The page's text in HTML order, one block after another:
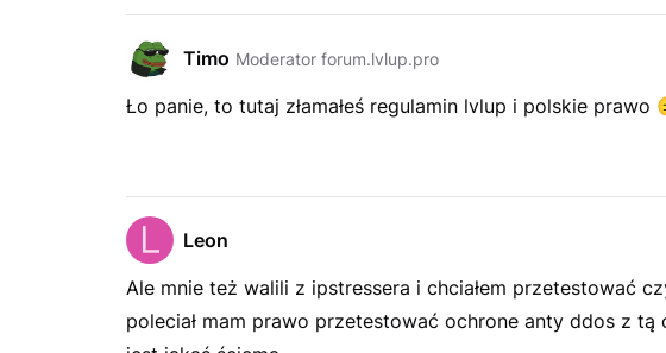
Timo Moderator forum.lvlup.pro
Ło panie, to tutaj złamałeś regulamin lvlup i polskie prawo
Leon
Ale mnie też walili z ipstressera i chciałem przetestować
poleciał mam prawo przetestować ochrone anty ddos z tą